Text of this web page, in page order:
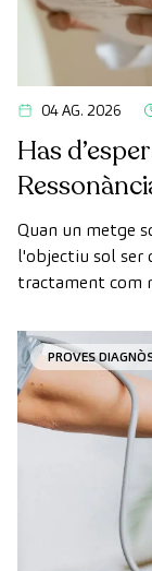
04 AG. 2026
Has
la prova
pacient
Quan un metge
l'objectiu sol ser
tractament com
poden trigar
PROVES